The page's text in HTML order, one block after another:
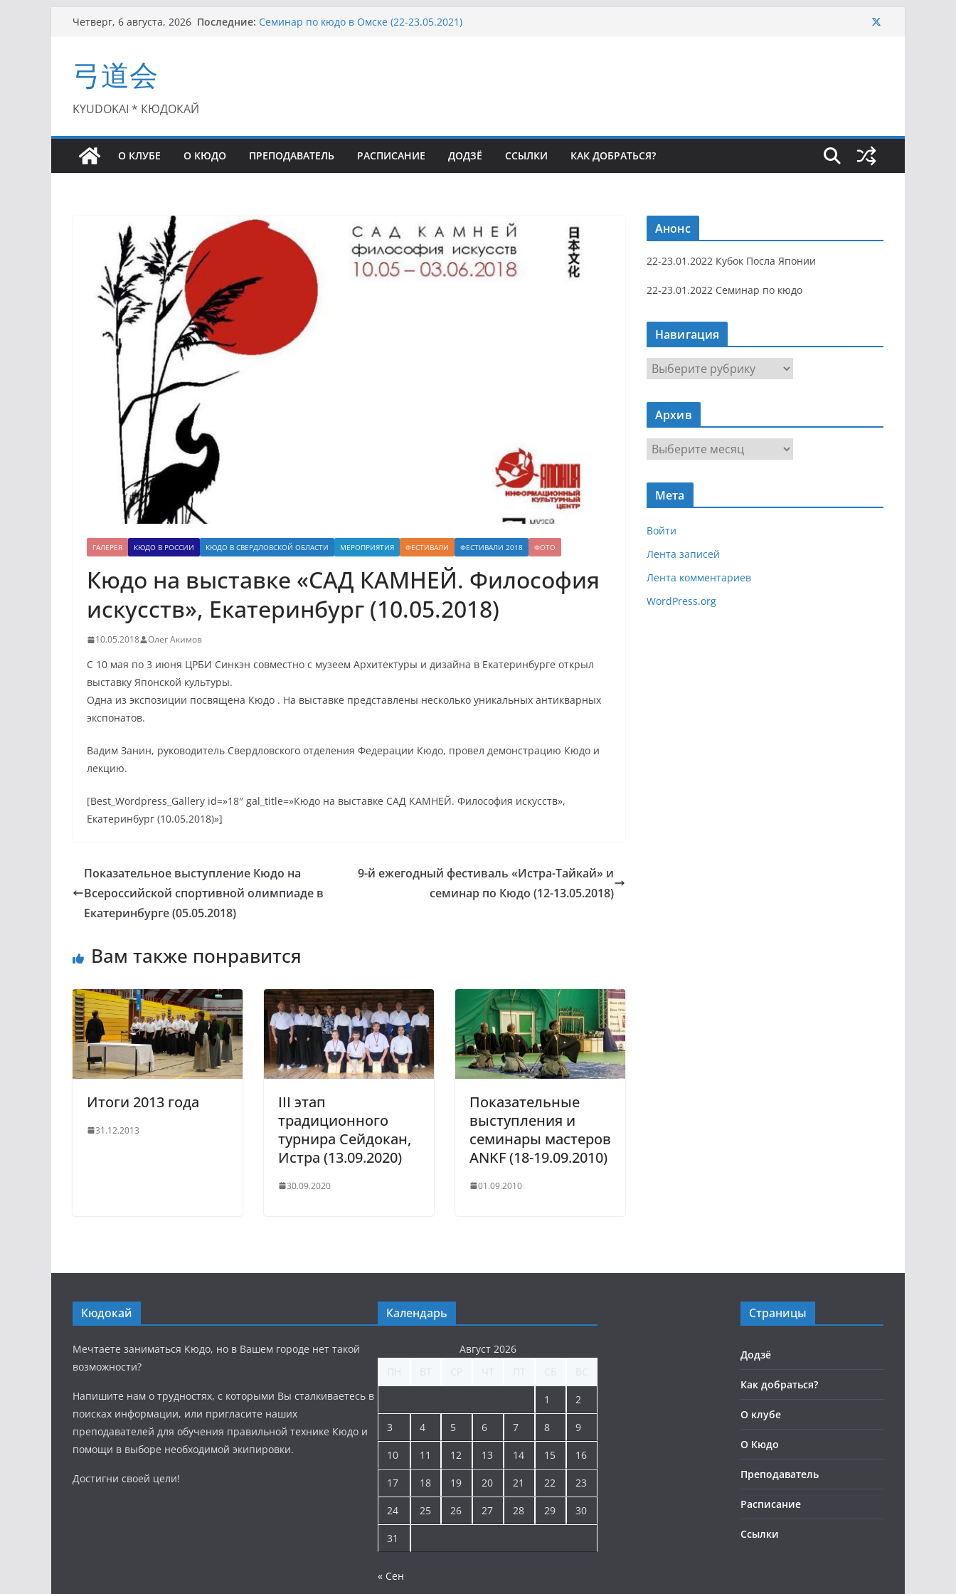
Перейти
Четверг, 6 августа, 2026 Последние: Семинар по кюдо в Омске (22-23.05.2021)
弓道会
KYUDOKAI * КЮДОКАЙ
О КЛУБЕ О КЮДО ПРЕПОДАВАТЕЛЬ РАСПИСАНИЕ ДОДЗЁ ССЫЛКИ КАК ДОБРАТЬСЯ?
ГАЛЕРЕЯ КЮДО В РОССИИ КЮДО В СВЕРДЛОВСКОЙ ОБЛАСТИ МЕРОПРИЯТИЯ ФЕСТИВАЛИ ФЕСТИВАЛИ 2018 ФОТО
Кюдо на выставке «САД КАМНЕЙ. Философия
искусств», Екатеринбург (10.05.2018)
10.05.2018 Олег Акимов
С 10 мая по 3 июня ЦРБИ Синкэн совместно с музеем Архитектуры и дизайна в Екатеринбурге открыл
выставку Японской культуры.
Одна из экспозиции посвящена Кюдо . На выставке представлены несколько уникальных антикварных
экспонатов.
Вадим Занин, руководитель Свердловского отделения Федерации Кюдо, провел демонстрацию Кюдо и
лекцию.
[Best_Wordpress_Gallery id=»18″ gal_title=»Кюдо на выставке САД КАМНЕЙ. Философия искусств»,
Екатеринбург (10.05.2018)»]
Показательное выступление Кюдо на
Всероссийской спортивной олимпиаде в
Екатеринбурге (05.05.2018)
9-й ежегодный фестиваль «Истра-Тайкай» и
семинар по Кюдо (12-13.05.2018)
Вам также понравится
Итоги 2013 года
31.12.2013
III этап
традиционного
турнира Сейдокан,
Истра (13.09.2020)
30.09.2020
Показательные
выступления и
семинары мастеров
ANKF (18-19.09.2010)
01.09.2010
Анонс
22-23.01.2022 Кубок Посла Японии
22-23.01.2022 Семинар по кюдо
Навигация
Н
а
в
г
я
Архив
р
х
Мета
Войти
Лента записей
Лента комментариев
WordPress.org
Кюдокай
Мечтаете заниматься Кюдо, но в Вашем городе нет такой
возможности?
Напишите нам о трудностях, с которыми Вы сталкиваетесь в
поисках информации, или пригласите наших
преподавателей для обучения правильной технике Кюдо и
помощи в выборе необходимой экипировки.
Достигни своей цели!
Календарь
Август 2026
1 2
3 4 5 6 7 8 9
10 11 12 13 14 15 16
17 18 19 20 21 22 23
24 25 26 27 28 29 30
31
« Сен
Страницы
Додзё
Как добраться?
О клубе
О Кюдо
Преподаватель
Расписание
Ссылки